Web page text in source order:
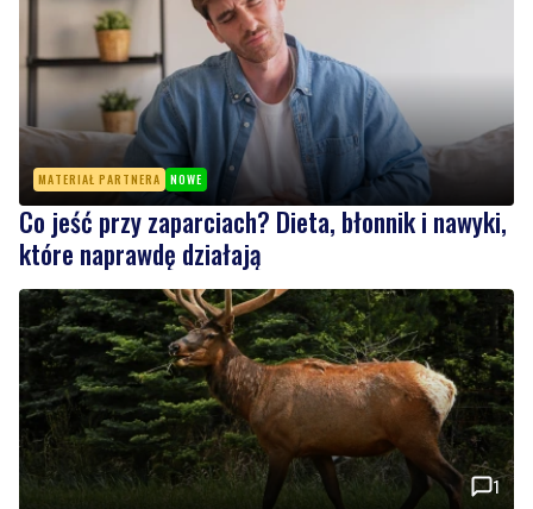
MATERIAŁ PARTNERA NOWE
Co jeść przy zaparciach? Dieta, błonnik i nawyki,
które naprawdę działają
1